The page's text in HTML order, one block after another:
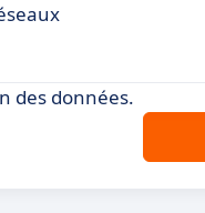
des données.